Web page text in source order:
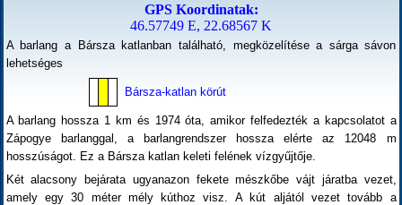
GPS Koordinatak:
46.57749 E, 22.68567 K
A barlang a Bársza katlanban található, megközelítése a sárga sávon
lehetséges
Bársza-katlan körút
A barlang hossza 1 km és 1974 óta, amikor felfedezték a kapcsolatot a
Zápogye barlanggal, a barlangrendszer hossza elérte az 12048 m
hosszúságot. Ez a Bársza katlan keleti felének vízgyűjtője.
Két alacsony bejárata ugyanazon fekete mészkőbe vájt járatba vezet,
amely egy 30 méter mély kúthoz visz. A kút aljától vezet tovább a